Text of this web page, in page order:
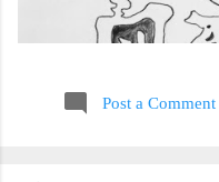
Post a Comment